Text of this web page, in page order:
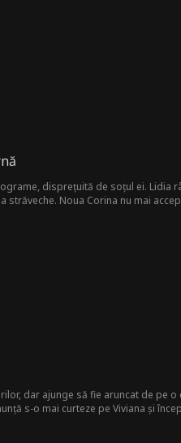
disprețuită de soțul ei. Lidia
străveche. Noua Corina nu mai
dar ajunge să fie aruncat de pe
s-o mai curteze pe Viviana și